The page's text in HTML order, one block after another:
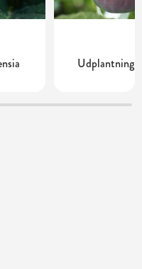
Udplantning